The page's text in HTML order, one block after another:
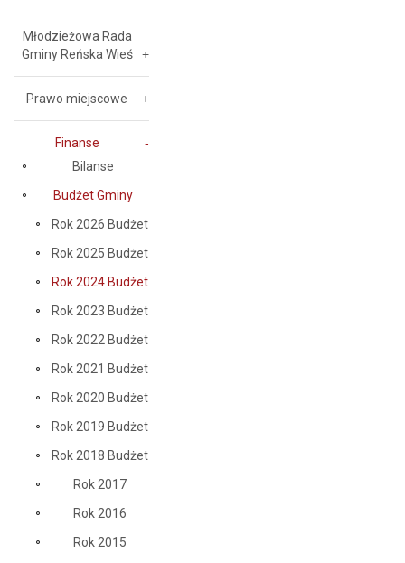
Młodzieżowa Rada
Gminy Reńska Wieś
Prawo miejscowe
Finanse
Bilanse
Budżet Gminy
Rok 2026 Budżet
Rok 2025 Budżet
Rok 2024 Budżet
Rok 2023 Budżet
Rok 2022 Budżet
Rok 2021 Budżet
Rok 2020 Budżet
Rok 2019 Budżet
Rok 2018 Budżet
Rok 2017
Rok 2016
Rok 2015